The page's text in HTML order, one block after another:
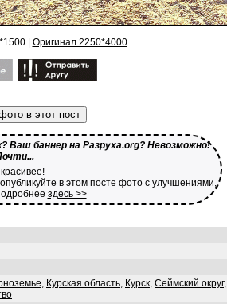
| Оригинал 2250*4000
в этот пост
Ваш баннер на Разруха.org? Невозможно!
в этом посте фото с улучшениями,
здесь >>
, Курская область, Курск, Сеймский округ,